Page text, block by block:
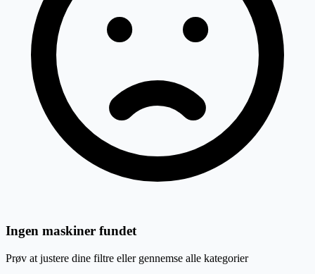
Ingen maskiner fundet
Prøv at justere dine filtre eller gennemse alle kategorier